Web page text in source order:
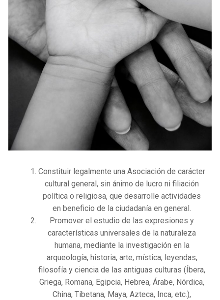
Constituir legalmente una Asociación de carácter
cultural general, sin ánimo de lucro ni filiación
política o religiosa, que desarrolle actividades
en beneficio de la ciudadanía en general.
Promover el estudio de las expresiones y
características universales de la naturaleza
humana, mediante la investigación en la
arqueología, historia, arte, mística, leyendas,
filosofía y ciencia de las antiguas culturas (Íbera,
Griega, Romana, Egipcia, Hebrea, Árabe, Nórdica,
China, Tibetana, Maya, Azteca, Inca, etc.),